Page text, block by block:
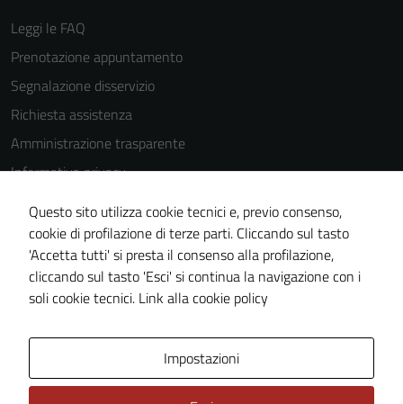
Leggi le FAQ
Prenotazione appuntamento
Segnalazione disservizio
Richiesta assistenza
Amministrazione trasparente
Informativa privacy
Note legali
Dichiarazione di accessibilità
Piano di miglioramento del sito
Questo sito utilizza cookie tecnici e, previo consenso,
cookie di profilazione di terze parti. Cliccando sul tasto
'Accetta tutti' si presta il consenso alla profilazione,
cliccando sul tasto 'Esci' si continua la navigazione con i
soli cookie tecnici. Link alla cookie policy
Impostazioni